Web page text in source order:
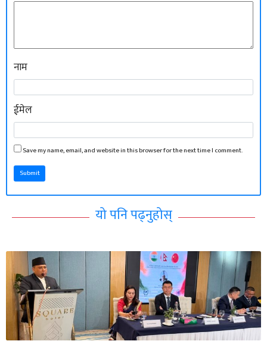
नाम
ईमेल
Save my name, email, and website in this browser for the next time I comment.
Submit
यो पनि पढ्नुहोस्